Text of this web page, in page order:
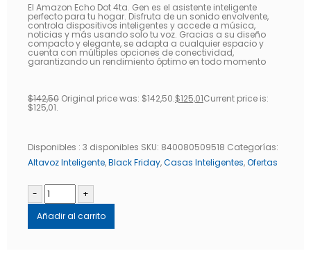
El Amazon Echo Dot 4ta. Gen es el asistente inteligente
perfecto para tu hogar. Disfruta de un sonido envolvente,
controla dispositivos inteligentes y accede a música,
noticias y más usando solo tu voz. Gracias a su diseño
compacto y elegante, se adapta a cualquier espacio y
cuenta con múltiples opciones de conectividad,
garantizando un rendimiento óptimo en todo momento
$142,50 Original price was: $142,50.$125,01Current price is:
$125,01.
Disponibles : 3 disponibles SKU: 840080509518 Categorías:
Altavoz Inteligente,Black Friday,Casas Inteligentes,Ofertas
-
+
Añadir al carrito